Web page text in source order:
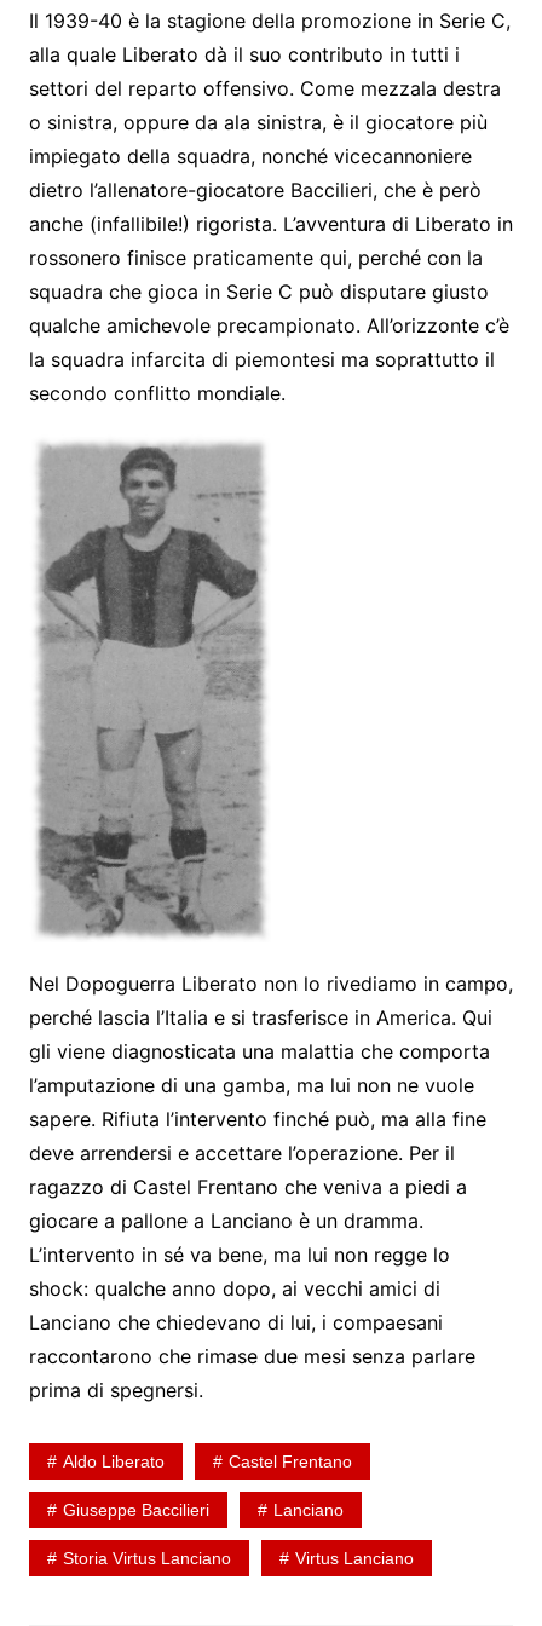
Il 1939-40 è la stagione della promozione in Serie C,
alla quale Liberato dà il suo contributo in tutti i
settori del reparto offensivo. Come mezzala destra
o sinistra, oppure da ala sinistra, è il giocatore più
impiegato della squadra, nonché vicecannoniere
dietro l’allenatore-giocatore Baccilieri, che è però
anche (infallibile!) rigorista. L’avventura di Liberato in
rossonero finisce praticamente qui, perché con la
squadra che gioca in Serie C può disputare giusto
qualche amichevole precampionato. All’orizzonte c’è
la squadra infarcita di piemontesi ma soprattutto il
secondo conflitto mondiale.
Nel Dopoguerra Liberato non lo rivediamo in campo,
perché lascia l’Italia e si trasferisce in America. Qui
gli viene diagnosticata una malattia che comporta
l’amputazione di una gamba, ma lui non ne vuole
sapere. Rifiuta l’intervento finché può, ma alla fine
deve arrendersi e accettare l’operazione. Per il
ragazzo di Castel Frentano che veniva a piedi a
giocare a pallone a Lanciano è un dramma.
L’intervento in sé va bene, ma lui non regge lo
shock: qualche anno dopo, ai vecchi amici di
Lanciano che chiedevano di lui, i compaesani
raccontarono che rimase due mesi senza parlare
prima di spegnersi.
Aldo Liberato Castel Frentano
Giuseppe Baccilieri Lanciano
Storia Virtus Lanciano Virtus Lanciano